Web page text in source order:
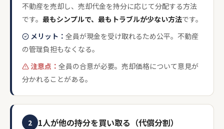
不動産を売却し、売却代金を持分に応じて分配する方法
です。 最もシンプルで、最もトラブルが少ない方法です。
メリット： 全員が現金を受け取れるため公平。不動産
の管理負担もなくなる。
注意点： 全員の合意が必要。売却価格について意見が
分かれることがある。
2 1人が他の持分を買い取る（代償分割）